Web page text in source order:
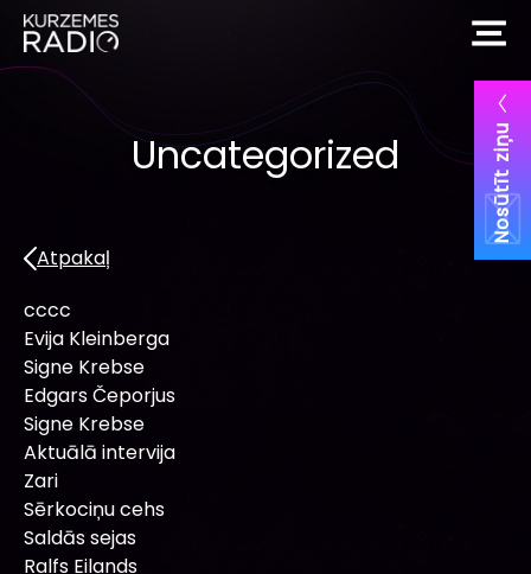
Nosūtīt ziņu
Uncategorized
Atpakaļ
cccc
Evija Kleinberga
Signe Krebse
Edgars Čeporjus
Signe Krebse
Aktuālā intervija
Zari
Sērkociņu cehs
Saldās sejas
Ralfs Eilands